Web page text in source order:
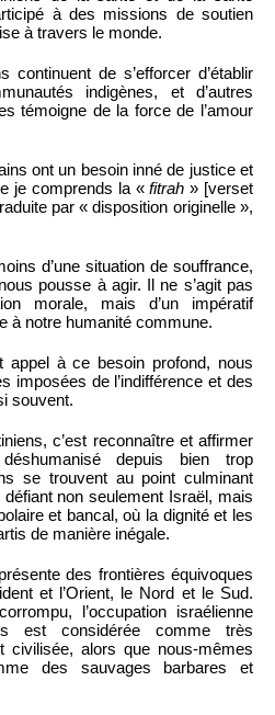
à des missions de soutien
à travers le monde.
continuent de s’efforcer d’établir
indigènes, et d’autres
témoigne de la force de l’amour
ont un besoin inné de justice et
je comprends la «fitrah » [verset
par « disposition originelle »,
d’une situation de souffrance,
pousse à agir. Il ne s’agit pas
morale, mais d’un impératif
à notre humanité commune.
appel à ce besoin profond, nous
imposées de l’indifférence et des
souvent.
c’est reconnaître et affirmer
déshumanisé depuis bien trop
se trouvent au point culminant
non seulement Israël, mais
et bancal, où la dignité et les
de manière inégale.
des frontières équivoques
et l’Orient, le Nord et le Sud.
l’occupation israélienne
est considérée comme très
civilisée, alors que nous-mêmes
des sauvages barbares et